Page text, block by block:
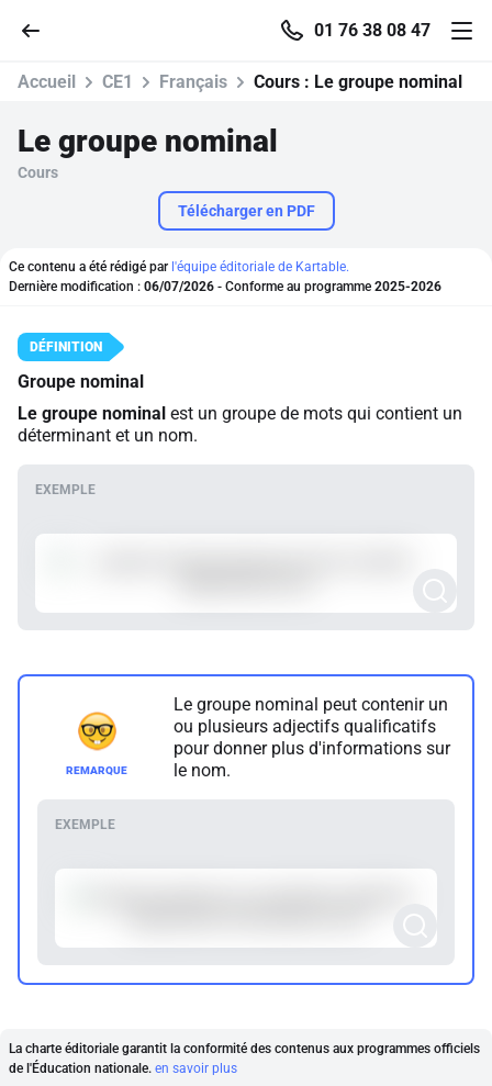
01 76 38 08 47
Accueil
Se connecter
S'inscrire gratuitement
Accueil CE1 Français Cours : Le groupe nominal
Le groupe nominal
Cours
Télécharger en PDF
Ce contenu a été rédigé par l'équipe éditoriale de Kartable.
Dernière modification : 06/07/2026 - Conforme au programme 2025-2026
Groupe nominal
Le groupe nominal est un groupe de mots qui contient un
déterminant et un nom.
Le groupe nominal peut contenir un
ou plusieurs adjectifs qualificatifs
pour donner plus d'informations sur
le nom.
La charte éditoriale garantit la conformité des contenus aux programmes officiels
de l'Éducation nationale. en savoir plus